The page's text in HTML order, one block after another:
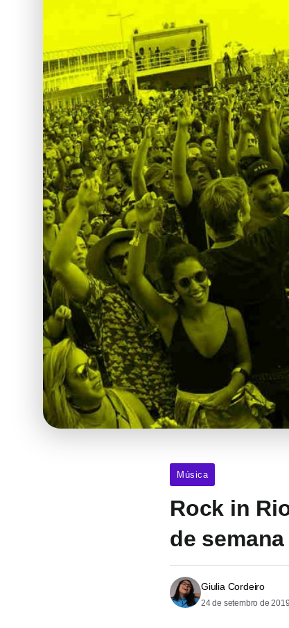
Música
Rock in
de semana
Giulia Cordeiro
24 de setembro de 2019